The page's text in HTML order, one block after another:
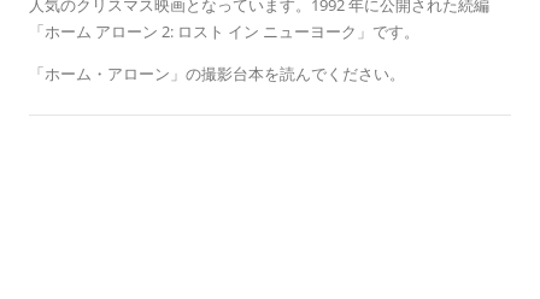
人気のクリスマス映画となっています。1992 年に公開された続編
「ホーム アローン 2: ロスト イン ニューヨーク」です。
「ホーム・アローン」の撮影台本を読んでください。